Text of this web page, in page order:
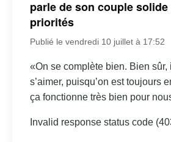
parle de son couple solide
priorités
Publié le vendredi 10 juillet à 17:52
«On se complète bien. Bien sûr,
s’aimer, puisqu’on est toujours
ça fonctionne très bien pour
Invalid response status code